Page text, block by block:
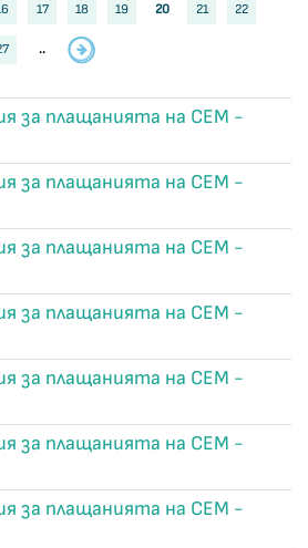
17 18 19 20 21 22
..
за плащанията на СЕМ -
за плащанията на СЕМ -
за плащанията на СЕМ -
за плащанията на СЕМ -
за плащанията на СЕМ -
за плащанията на СЕМ -
за плащанията на СЕМ -